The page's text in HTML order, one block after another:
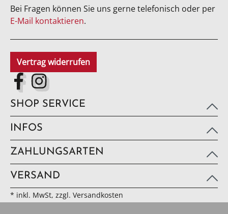
Bei Fragen können Sie uns gerne telefonisch oder per
E-Mail kontaktieren.
Vertrag widerrufen
SHOP SERVICE
INFOS
ZAHLUNGSARTEN
VERSAND
* inkl. MwSt, zzgl. Versandkosten